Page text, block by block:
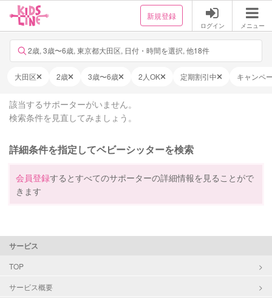
新規登録
ログイン メニュー
2歳, 3歳〜6歳, 東京都大田区, 日付・時間を選択, 他18件
大田区 2歳 3歳〜6歳 2人OK 定期割引中 キャンペ
該当するサポーターがいません。
検索条件を見直してみましょう。
詳細条件を指定してベビーシッターを検索
会員登録するとすべてのサポーターの詳細情報を見ることがで
きます
サービス
TOP
サービス概要